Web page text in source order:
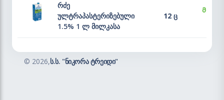
რძე
ულტრაპასტერიზებული
1.5% 1 ლ მილკასა
12 ც
© 2026,ს.ს. "ნიკორა ტრეიდი"